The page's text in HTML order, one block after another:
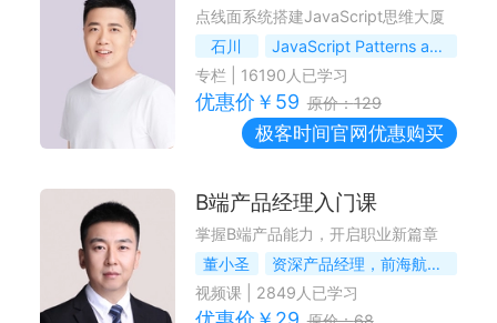
点线面系统搭建JavaScript思维大厦
石川
JavaScript Patterns and Anti-Patterns等开源项目创建者，O'Reilly技术评审
专栏
16190 人已学习
优惠价￥ 59 原价：129
极客时间官网优惠购买
B端产品经理入门课
掌握B端产品能力，开启职业新篇章
董小圣
资深产品经理，前海航产品总监、前中国移动产品负责人
视频课| 2849 人已学习